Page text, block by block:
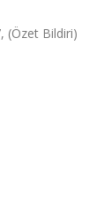
(Özet Bildiri)